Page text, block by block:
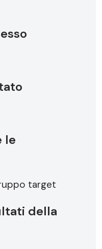
le
target
della